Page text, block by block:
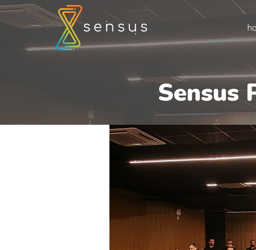
Sensus